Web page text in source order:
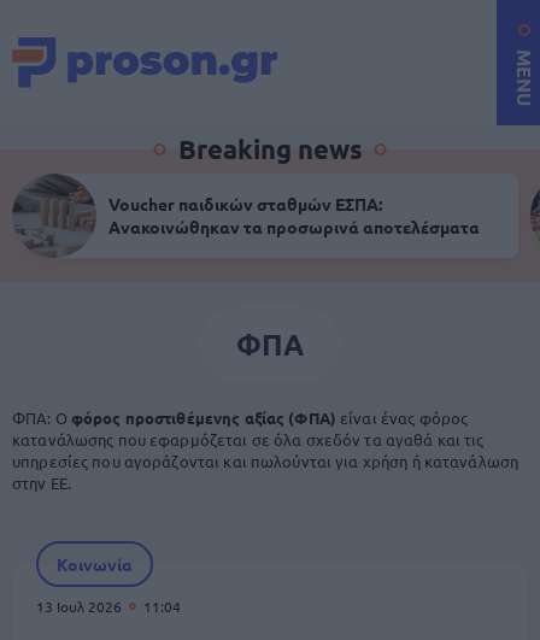
MENU
Breaking news
Voucher παιδικών σταθμών ΕΣΠΑ:
Ανακοινώθηκαν τα προσωρινά αποτελέσματα
ΦΠΑ
ΦΠΑ: Ο φόρος προστιθέμενης αξίας (ΦΠΑ) είναι ένας φόρος
κατανάλωσης που εφαρμόζεται σε όλα σχεδόν τα αγαθά και τις
υπηρεσίες που αγοράζονται και πωλούνται για χρήση ή κατανάλωση
στην ΕΕ.
Κοινωνία
13 Ιουλ 2026 11:04